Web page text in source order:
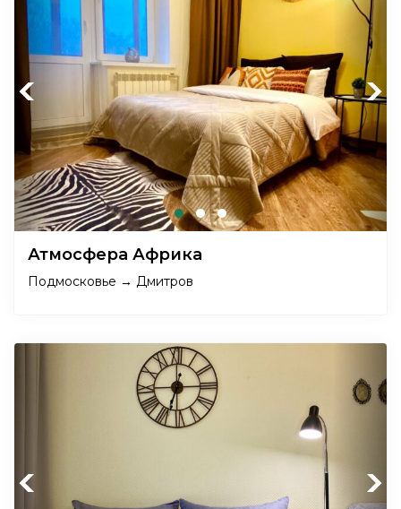
Previous Next
Атмосфера Африка
Подмосковье → Дмитров
Previous Next